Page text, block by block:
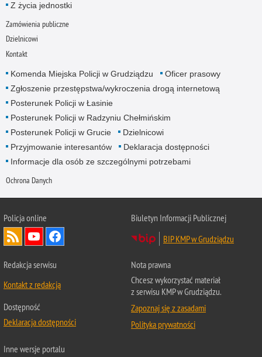
Z życia jednostki
Zamówienia publiczne
Dzielnicowi
Kontakt
Komenda Miejska Policji w Grudziądzu
Oficer prasowy
Zgłoszenie przestępstwa/wykroczenia drogą internetową
Posterunek Policji w Łasinie
Posterunek Policji w Radzyniu Chełmińskim
Posterunek Policji w Grucie
Dzielnicowi
Przyjmowanie interesantów
Deklaracja dostępności
Informacje dla osób ze szczególnymi potrzebami
Ochrona Danych
Policja online
Biuletyn Informacji Publicznej
BIP KMP w Grudziądzu
Redakcja serwisu
Kontakt z redakcją
Dostępność
Deklaracja dostępności
Nota prawna
Chcesz wykorzystać materiał
z serwisu KMP w Grudziądzu.
Zapoznaj się z zasadami
Polityka prywatności
Inne wersje portalu